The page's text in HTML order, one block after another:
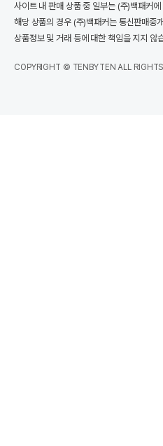
사이트 내 판매 상품 중 일부는 (주)백패커
해당 상품의 경우 (주)백패커는 통신판매중
상품정보 및 거래 등에 대한 책임을 지지 않
COPYRIGHT © TENBYTEN ALL RIGHTS